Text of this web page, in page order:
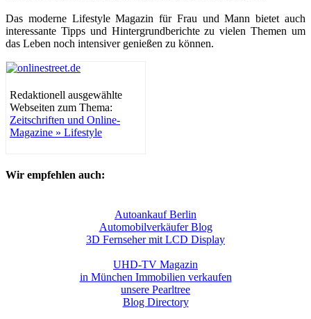
Das moderne Lifestyle Magazin für Frau und Mann bietet auch
interessante Tipps und Hintergrundberichte zu vielen Themen um
das Leben noch intensiver genießen zu können.
Redaktionell ausgewählte
Webseiten zum Thema:
Zeitschriften und Online-
Magazine » Lifestyle
Wir empfehlen auch:
Autoankauf Berlin
Automobilverkäufer Blog
3D Fernseher mit LCD Display
UHD-TV Magazin
in München Immobilien verkaufen
unsere Pearltree
Blog Directory